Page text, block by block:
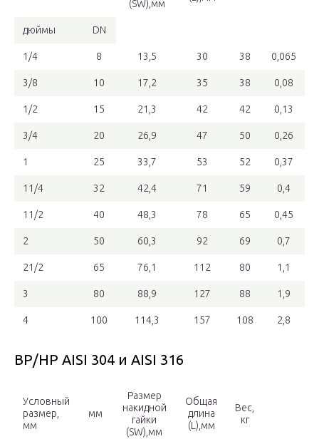
(SW),мм
дюймы DN
1/4 8 13,5 30 38 0,065
3/8 10 17,2 35 38 0,08
1/2 15 21,3 42 42 0,13
3/4 20 26,9 47 50 0,26
1 25 33,7 53 52 0,37
11/4 32 42,4 71 59 0,4
11/2 40 48,3 78 65 0,45
2 50 60,3 92 69 0,7
21/2 65 76,1 112 80 1,1
3 80 88,9 127 88 1,9
4 100 114,3 157 108 2,8
ВР/НР AISI 304 и AISI 316
Условный
размер,
мм
мм
Размер
накидной
гайки
(SW),мм
Общая
длина
(L),мм
Вес,
кг